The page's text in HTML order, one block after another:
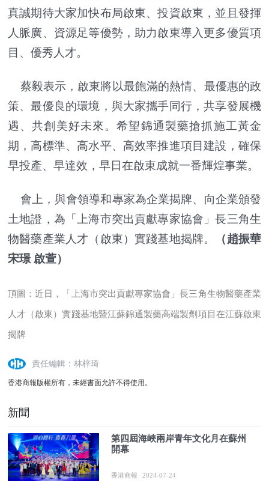
真誠期待大家加快布局啟東、投資啟東，並且發揮
人脈廣、資源足等優勢，助力啟東導入更多優質項
目、優秀人才。
蔡毅表示，啟東將以最飽滿的熱情、最優惠的政
策、最優良的環境，與大家攜手同行，共享發展機
遇、共創美好未來。希望錦通製藥搶抓施工黃金
期，高標準、高水平、高效率推進項目建設，確保
早投產、早達效，早日在啟東成就一番輝煌事業。
會上，與會領導和專家為企業揭牌、向企業頒發
土地證，為「上海市突出貢獻專家協會」長三角生
物醫藥產業人才（啟東）實踐基地揭牌。
（趙振華
宋璟 啟萱）
頂圖：近日，「上海市突出貢獻專家協會」長三角生物醫藥產業
人才（啟東）實踐基地暨江蘇錦通製藥高端製劑項目在江蘇啟東
揭牌
責任編輯：林梓琦
香港商報版權所有，未經書面允許不得使用。
新聞
第四屆海峽兩岸青年文化月在蘇州
開幕
香港商報 2024-07-24